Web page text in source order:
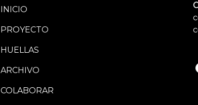
INICIO
PROYECTO
HUELLAS
ARCHIVO
COLABORAR